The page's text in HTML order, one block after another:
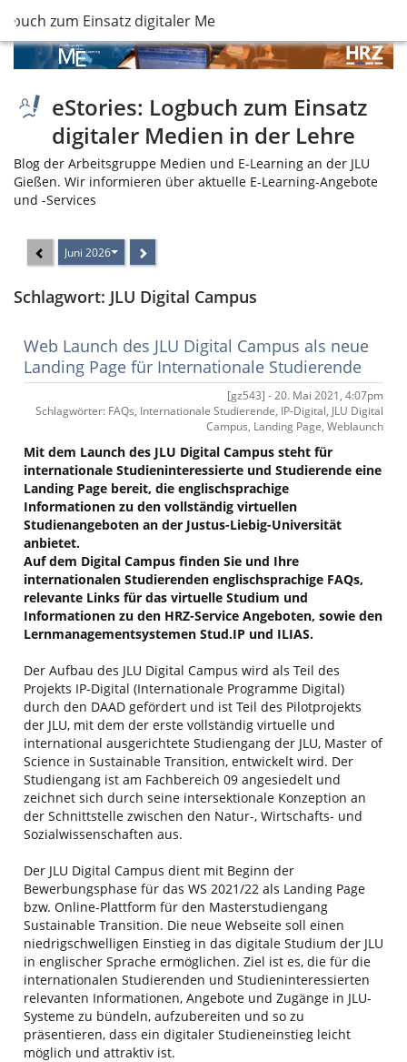
zum Einsatz digitaler Medien in der Lehre
eStories: Logbuch zum Einsatz
digitaler Medien in der Lehre
Blog der Arbeitsgruppe Medien und E-Learning an der JLU
Gießen. Wir informieren über aktuelle E-Learning-Angebote
und -Services
Juni 2026
Schlagwort: JLU Digital Campus
Web Launch des JLU Digital Campus als neue
Landing Page für Internationale Studierende
[gz543] - 20. Mai 2021, 4:07pm
Schlagwörter: FAQs, Internationale Studierende, IP-Digital, JLU Digital
Campus, Landing Page, Weblaunch
Mit dem Launch des JLU Digital Campus steht für
internationale Studieninteressierte und Studierende eine
Landing Page bereit, die englischsprachige
Informationen zu den vollständig virtuellen
Studienangeboten an der Justus-Liebig-Universität
anbietet.
Auf dem Digital Campus finden Sie und Ihre
internationalen Studierenden englischsprachige FAQs,
relevante Links für das virtuelle Studium und
Informationen zu den HRZ-Service Angeboten, sowie den
Lernmanagementsystemen Stud.IP und ILIAS.
Der Aufbau des JLU Digital Campus wird als Teil des
Projekts IP-Digital (Internationale Programme Digital)
durch den DAAD gefördert und ist Teil des Pilotprojekts
der JLU, mit dem der erste vollständig virtuelle und
international ausgerichtete Studiengang der JLU, Master of
Science in Sustainable Transition, entwickelt wird. Der
Studiengang ist am Fachbereich 09 angesiedelt und
zeichnet sich durch seine intersektionale Konzeption an
der Schnittstelle zwischen den Natur-, Wirtschafts- und
Sozialwissenschaften aus.
Der JLU Digital Campus dient mit Beginn der
Bewerbungsphase für das WS 2021/22 als Landing Page
bzw. Online-Plattform für den Masterstudiengang
Sustainable Transition. Die neue Webseite soll einen
niedrigschwelligen Einstieg in das digitale Studium der JLU
in englischer Sprache ermöglichen. Ziel ist es, die für die
internationalen Studierenden und Studieninteressierten
relevanten Informationen, Angebote und Zugänge in JLU-
Systeme zu bündeln, aufzubereiten und so zu
präsentieren, dass ein digitaler Studieneinstieg leicht
möglich und attraktiv ist.